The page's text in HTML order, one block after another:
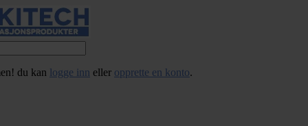
du kan logge inn eller opprette en konto.